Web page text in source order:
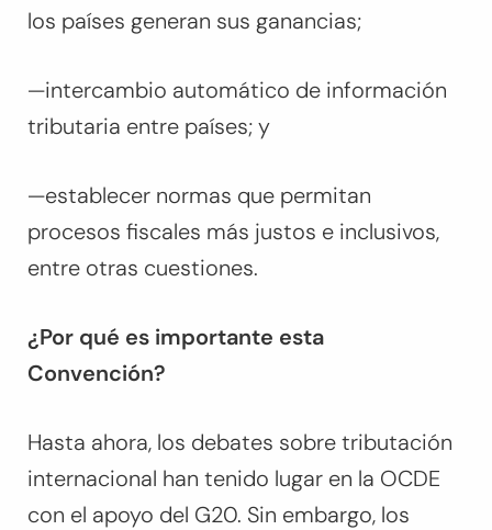
los países generan sus ganancias;
—intercambio automático de información
tributaria entre países; y
—establecer normas que permitan
procesos fiscales más justos e inclusivos,
entre otras cuestiones.
¿Por qué es importante esta
Convención?
Hasta ahora, los debates sobre tributación
internacional han tenido lugar en la OCDE
con el apoyo del G20. Sin embargo, los